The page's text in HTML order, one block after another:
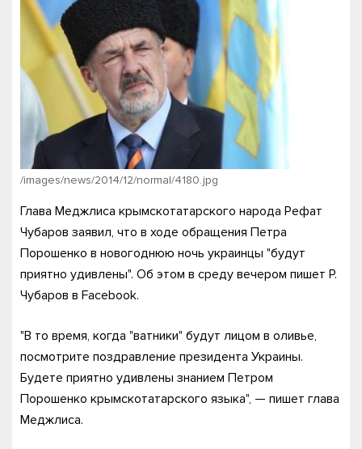
/images/news/2014/12/normal/4180.jpg
Глава Меджлиса крымскотатарского народа Рефат
Чубаров заявил, что в ходе обращения Петра
Порошенко в новогоднюю ночь украинцы "будут
приятно удивлены". Об этом в среду вечером пишет Р.
Чубаров в Facebook.
"В то время, когда "ватники" будут лицом в оливье,
посмотрите поздравление президента Украины.
Будете приятно удивлены знанием Петром
Порошенко крымскотатарского языка", — пишет глава
Меджлиса.